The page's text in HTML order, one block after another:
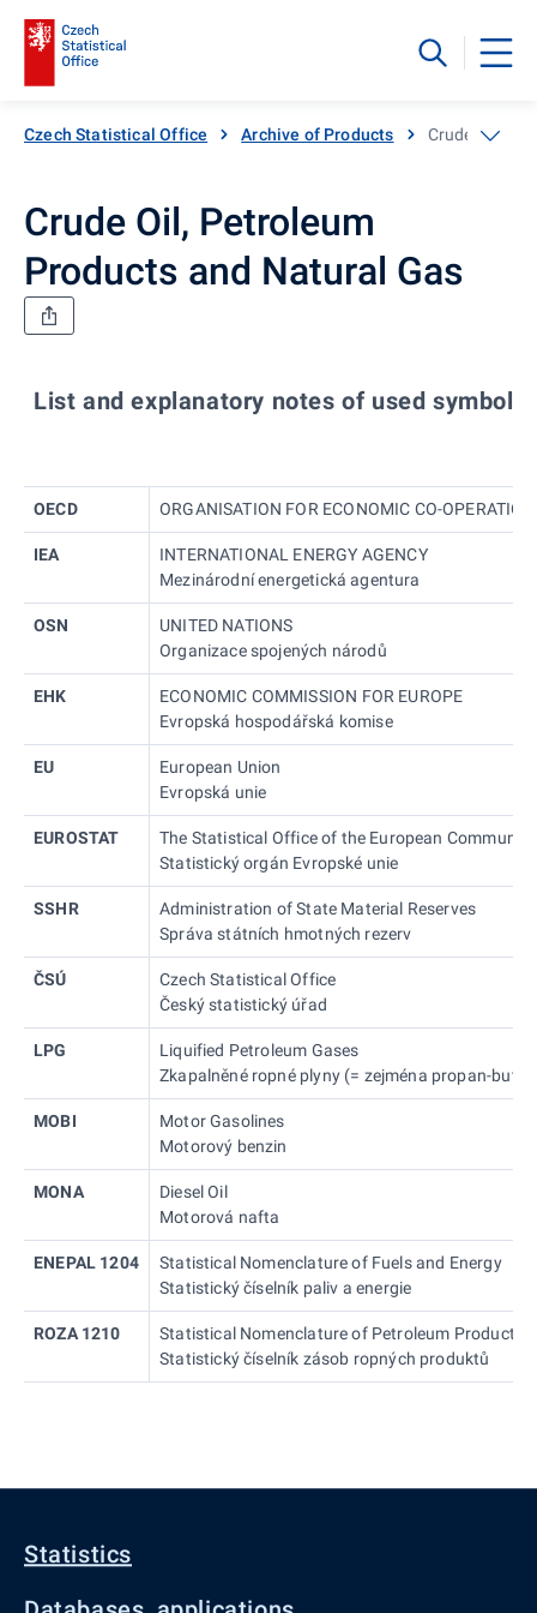
Czech Statistical Office Archive of Products Crude Oil,
Crude Oil, Petroleum
Products and Natural Gas
List and explanatory notes of used symbols
OECD ORGANISATION FOR ECONOMIC CO-
IEA
INTERNATIONAL ENERGY AGENCY
Mezinárodní energetická agentura
OSN
UNITED NATIONS
Organizace spojených národů
EHK
ECONOMIC COMMISSION FOR EUROPE
Evropská hospodářská komise
EU
European Union
Evropská unie
EUROSTAT
The Statistical Office of the European
Statistický orgán Evropské unie
SSHR
Administration of State Material Reserves
Správa státních hmotných rezerv
ČSÚ
Czech Statistical Office
Český statistický úřad
LPG
Liquified Petroleum Gases
Zkapalněné ropné plyny (= zejména propan-
MOBI
Motor Gasolines
Motorový benzin
MONA
Diesel Oil
Motorová nafta
ENEPAL 1204
Statistical Nomenclature of Fuels and Energy
Statistický číselník paliv a energie
ROZA 1210
Statistical Nomenclature of Petroleum Products
Statistický číselník zásob ropných produktů
Statistics